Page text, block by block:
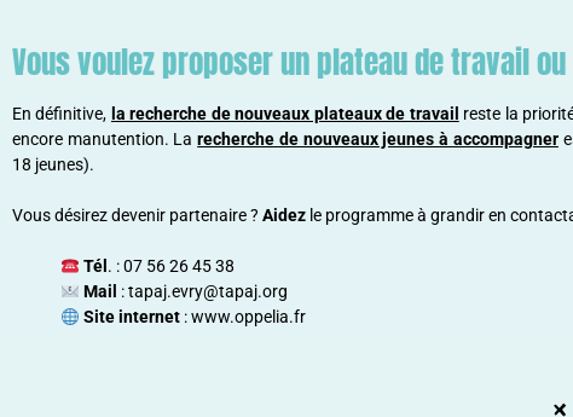
Vous voulez proposer un plateau de travail
En définitive, a recherche de nouveaux plateaux de travail reste la
encore manutention. Larecherche de nouveaux jeunes à accompagner
18 jeunes).
Vous désirez devenir partenaire ? Aidez le programme à grandir en
Tél . : 07 56 26 45 38
Mail : tapaj.evry@tapaj.org
Site internet:www.oppelia.fr